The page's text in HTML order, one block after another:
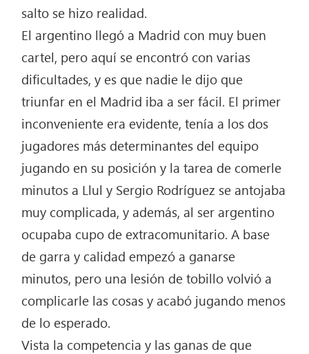
salto se hizo realidad.
El argentino llegó a Madrid con muy buen
cartel, pero aquí se encontró con varias
dificultades, y es que nadie le dijo que
triunfar en el Madrid iba a ser fácil. El primer
inconveniente era evidente, tenía a los dos
jugadores más determinantes del equipo
jugando en su posición y la tarea de comerle
minutos a Llul y Sergio Rodríguez se antojaba
muy complicada, y además, al ser argentino
ocupaba cupo de extracomunitario. A base
de garra y calidad empezó a ganarse
minutos, pero una lesión de tobillo volvió a
complicarle las cosas y acabó jugando menos
de lo esperado.
Vista la competencia y las ganas de que